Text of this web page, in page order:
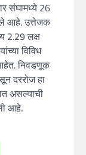
संघामध्ये 26
आहे. उत्तेजक
2.29 लक्ष
विविध
निवडणूक
दररोज हा
असल्याची
आहे.